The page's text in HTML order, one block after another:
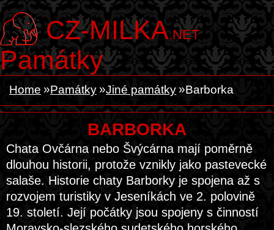
CZ-MILKA.NET
Památky
Home Památky Jiné památky Barborka
BARBORKA
Chata Ovčárna nebo Švýcárna mají poměrně
dlouhou historii, protože vznikly jako pastevecké
salaše. Historie chaty Barborky je spojena až s
rozvojem turistiky v Jeseníkách ve 2. polovině
19. století. Její počátky jsou spojeny s činností